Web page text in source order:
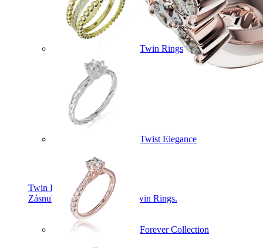
Twin Rings
Zásnubné prstne z kolekcie Twin Rings.
Twin Rings
Twist Elegance
Forever Collection